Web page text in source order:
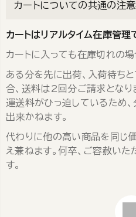
カートについての共通の注
カートはリアルタイム在庫管理
カートに入っても在庫切れの場
ある分を先に出荷、入荷待ち
合、送料は2回分ご請求となり
運送料がひっ迫しているため
出来かねます。
代わりに他の高い商品を同じ
え兼ねます。何卒、ご容赦い
す。